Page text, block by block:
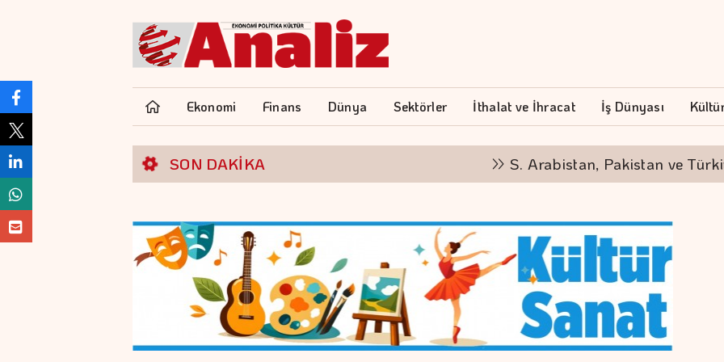
Ekonomi Finans Dünya Sektörler İthalat ve İhracat İş Dünyası
SON DAKİKA S. Arabistan, Pakistan ve Türkiye'den